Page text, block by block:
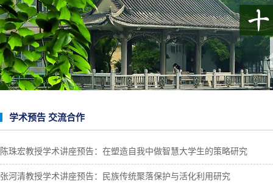
学术预告 交流合作
陈珠宏教授学术讲座预告：在塑造自我中做智慧大学生的策略研究
张河清教授学术讲座预告：民族传统聚落保护与活化利用研究